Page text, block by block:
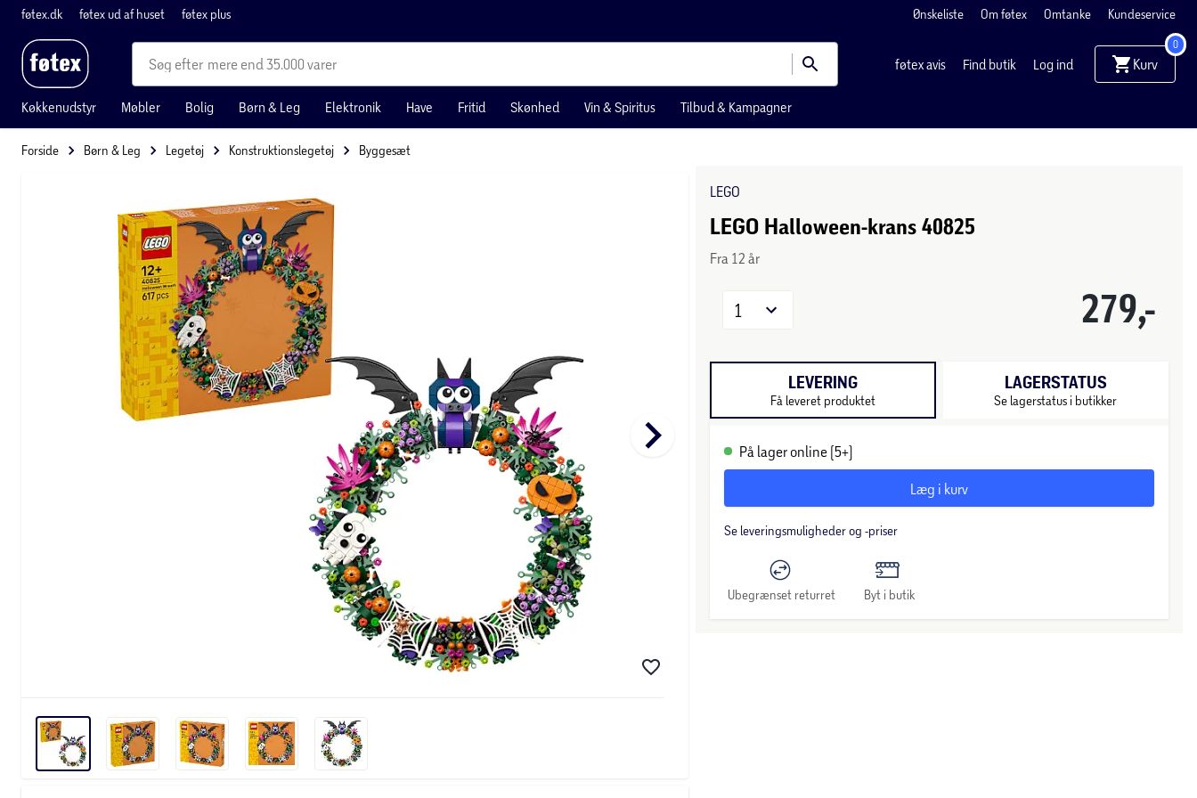
føtex.dk føtex ud af huset føtex plus Ønskeliste Om føtex Omtanke Kundeservice
mere end 35.000 varer føtex avis Find butik Log ind Kurv
0
Køkkenudstyr Møbler Bolig Børn & Leg Elektronik Have Fritid Skønhed Vin & Spiritus Tilbud & Kampagner
Forside Børn & Leg Legetøj Konstruktionslegetøj Byggesæt
keyboard_arrow_right
LEGO
LEGO Halloween-krans 40825
Fra 12 år
279,-
1
LEVERING
Få leveret produktet
LAGERSTATUS
Se lagerstatus i butikker
På lager online (5+)
Læg i kurv
Se leveringsmuligheder og -priser
Ubegrænset returret Byt i butik